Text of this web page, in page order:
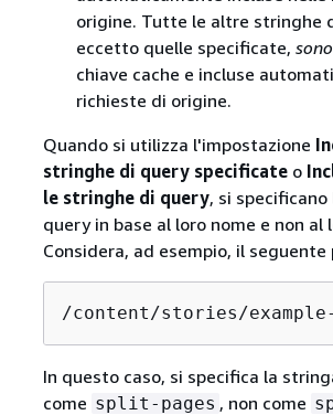
origine. Tutte le altre stringhe
eccetto quelle specificate, sono
chiave cache e incluse
richieste di origine.
Quando si utilizza l'impostazione
stringhe di query specificateo
le stringhe di query, si
query in base al loro nome e non al
Considera, ad esempio, il seguente
/content/stories/
In questo caso, si specifica la
come split-pages , non come